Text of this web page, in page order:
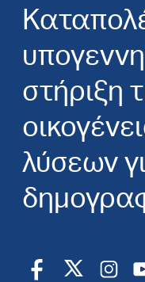
στήριξη
λύσεων